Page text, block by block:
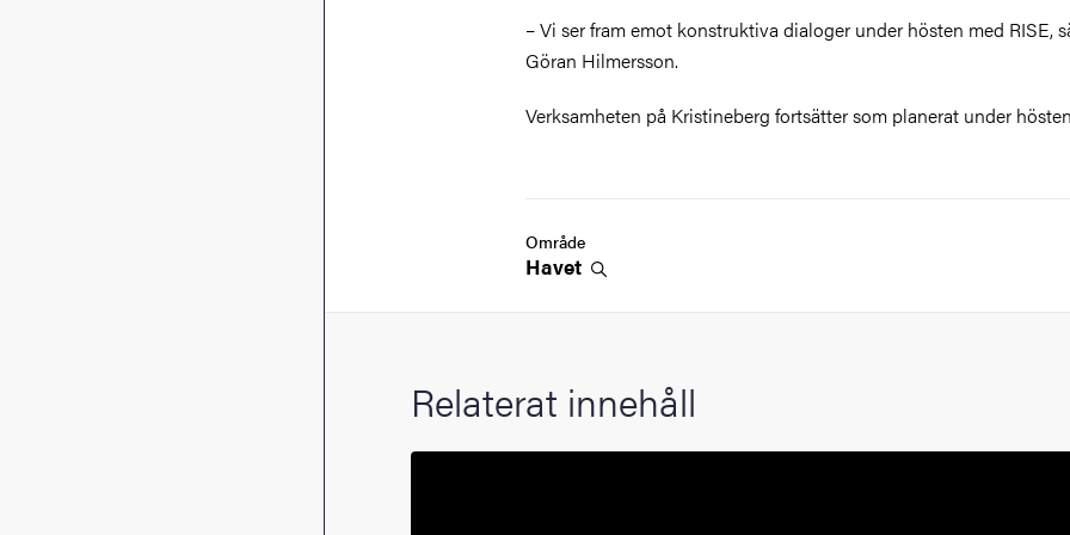
– Vi ser fram emot konstruktiva dialoger under hösten med RISE,
Göran Hilmersson.
Verksamheten på Kristineberg fortsätter som planerat under
Område
Havet
Relaterat innehåll